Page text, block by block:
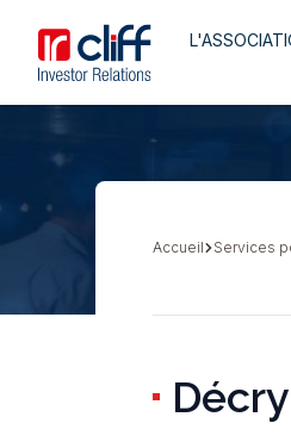
contenu
principal
Aller directement au contenu
Navigation
Fil
Accueil Services